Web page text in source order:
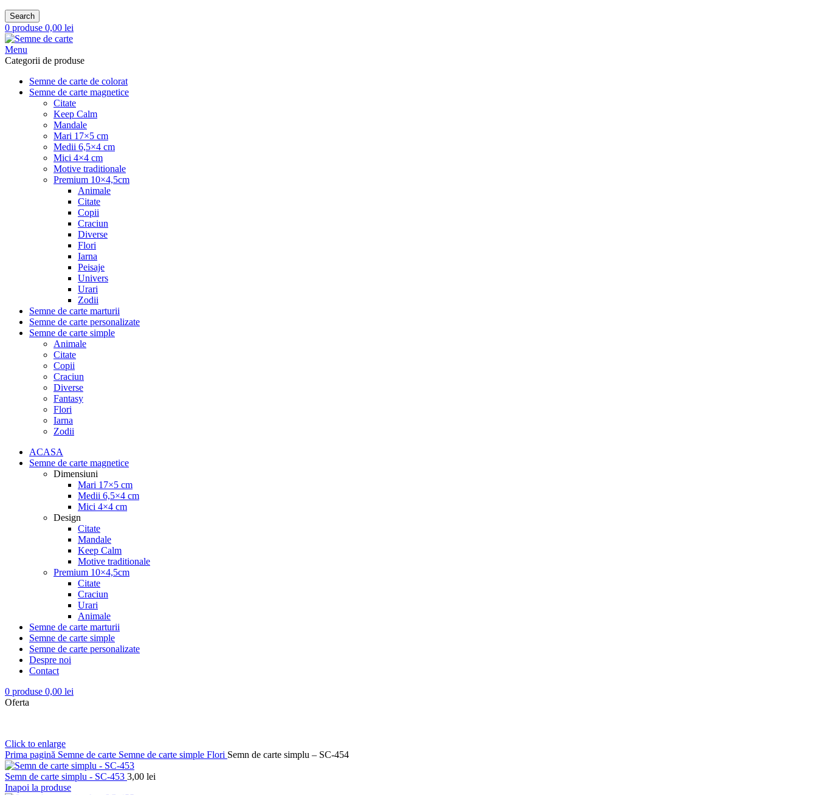
Search
0 produse 0,00 lei
Menu
Categorii de produse
Semne de carte de colorat
Semne de carte magnetice
Citate
Keep Calm
Mandale
Mari 17×5 cm
Medii 6,5×4 cm
Mici 4×4 cm
Motive traditionale
Premium 10×4,5cm
Animale
Citate
Copii
Craciun
Diverse
Flori
Iarna
Peisaje
Univers
Urari
Zodii
Semne de carte marturii
Semne de carte personalizate
Semne de carte simple
Animale
Citate
Copii
Craciun
Diverse
Fantasy
Flori
Iarna
Zodii
ACASA
Semne de carte magnetice
Dimensiuni
Mari 17×5 cm
Medii 6,5×4 cm
Mici 4×4 cm
Design
Citate
Mandale
Keep Calm
Motive traditionale
Premium 10×4,5cm
Citate
Craciun
Urari
Animale
Semne de carte marturii
Semne de carte simple
Semne de carte personalizate
Despre noi
Contact
0 produse 0,00 lei
Oferta
Click to enlarge
Prima pagină Semne de carte Semne de carte simple Flori Semn de carte simplu – SC-454
Semn de carte simplu - SC-453 3,00 lei
Inapoi la produse